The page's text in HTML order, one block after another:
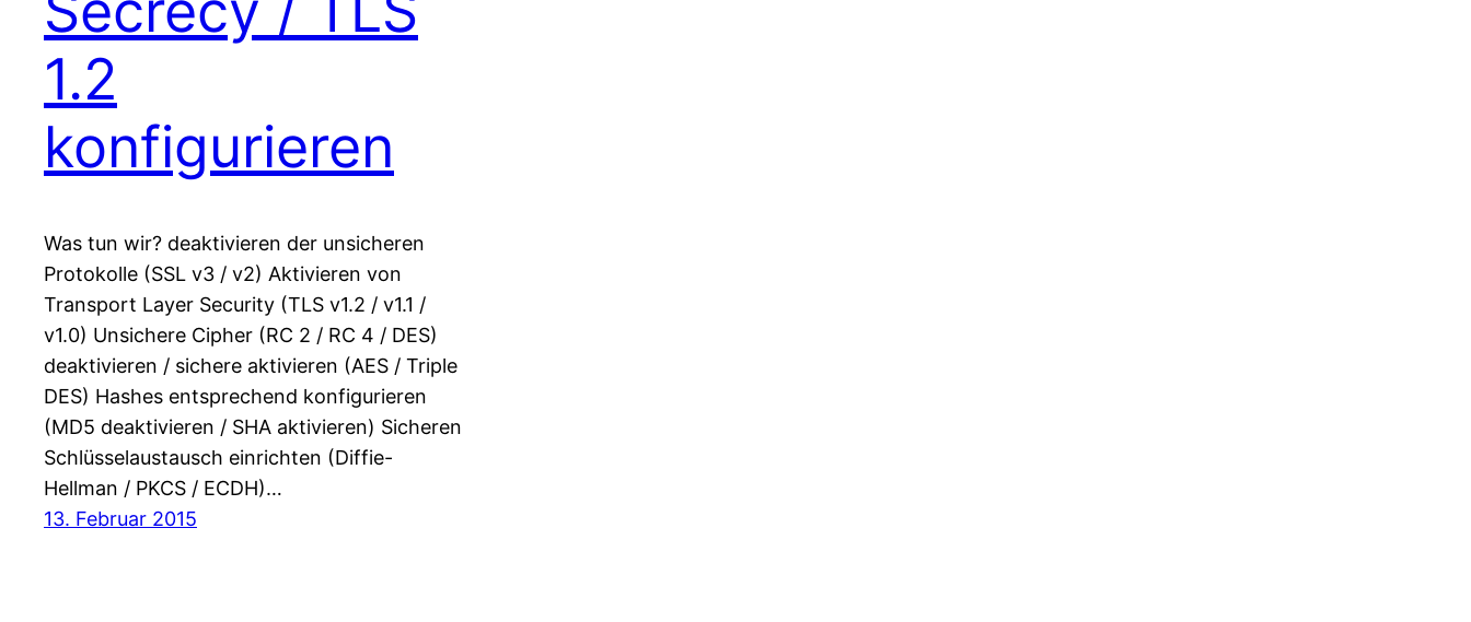
1.2
konfigurieren
Was tun wir? deaktivieren der unsicheren
Protokolle (SSL v3 / v2) Aktivieren von
Transport Layer Security (TLS v1.2 / v1.1 /
v1.0) Unsichere Cipher (RC 2 / RC 4 / DES)
deaktivieren / sichere aktivieren (AES / Triple
DES) Hashes entsprechend konfigurieren
(MD5 deaktivieren / SHA aktivieren) Sicheren
Schlüsselaustausch einrichten (Diffie-
Hellman / PKCS / ECDH)…
13. Februar 2015